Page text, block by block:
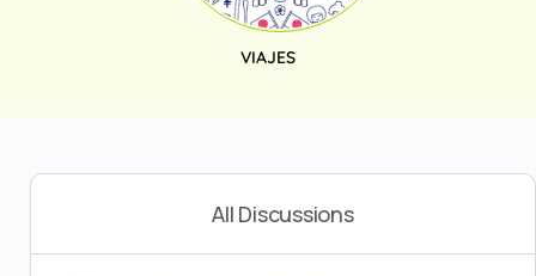
VIAJES
All Discussions